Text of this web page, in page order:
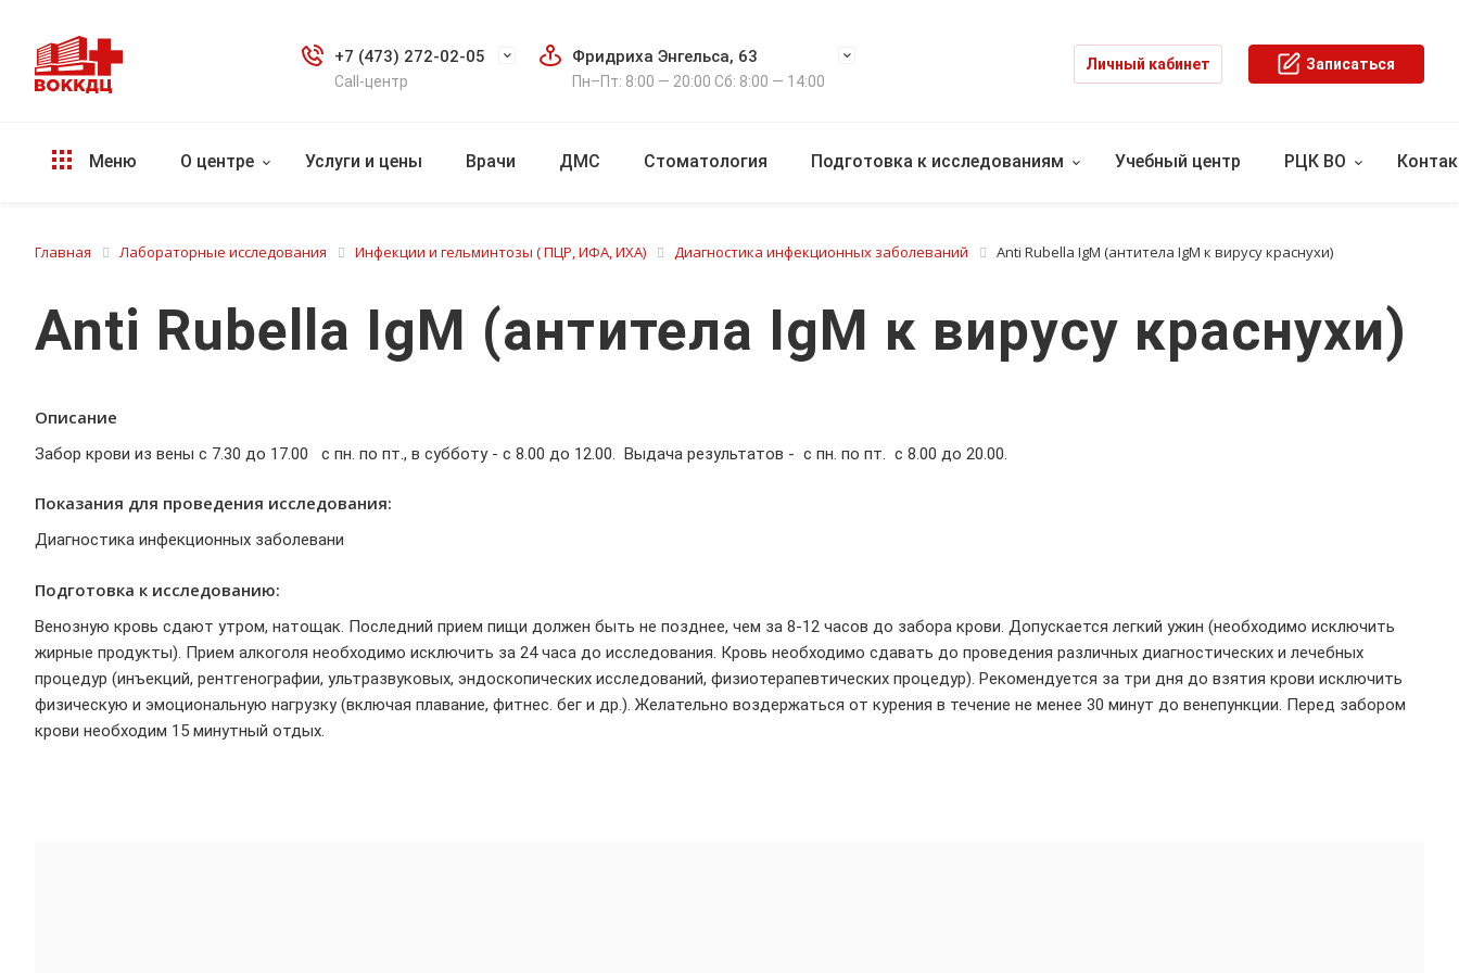
+7 (473) 272-02-05
Call-центр
Фридриха Энгельса, 63
Пн–Пт: 8:00 — 20:00 Сб: 8:00 — 14:00
Личный кабинет Записаться
Меню О центре Услуги и цены Врачи ДМС Стоматология Подготовка к исследованиям Учебный центр РЦК ВО
Главная Лабораторные исследования Инфекции и гельминтозы ( ПЦР, ИФА, ИХА) Диагностика инфекционных заболеваний Anti Rubella IgM (антитела IgM к вирусу краснухи)
Anti Rubella IgM (антитела IgM к вирусу краснухи)
Описание
Забор крови из вены с 7.30 до 17.00 с пн. по пт., в субботу - с 8.00 до 12.00. Выдача результатов - с пн. по пт. с 8.00 до 20.00.
Показания для проведения исследования:
Диагностика инфекционных заболевани
Подготовка к исследованию:
Венозную кровь сдают утром, натощак. Последний прием пищи должен быть не позднее, чем за 8-12 часов до забора крови. Допускается легкий ужин (необходимо исключить
жирные продукты). Прием алкоголя необходимо исключить за 24 часа до исследования. Кровь необходимо сдавать до проведения различных диагностических и лечебных
процедур (инъекций, рентгенографии, ультразвуковых, эндоскопических исследований, физиотерапевтических процедур). Рекомендуется за три дня до взятия крови исключить
физическую и эмоциональную нагрузку (включая плавание, фитнес. бег и др.). Желательно воздержаться от курения в течение не менее 30 минут до венепункции. Перед забором
крови необходим 15 минутный отдых.